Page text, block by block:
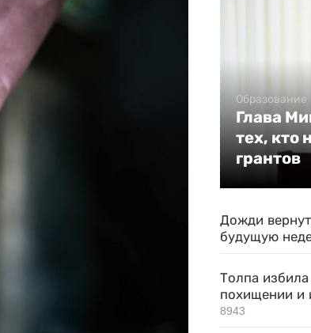
Образование
Глава
тех, кто
грантов
Дожди
будущую
Толпа
похищении и
8943